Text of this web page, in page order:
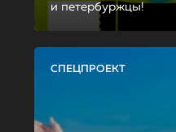
и петербуржцы!
СПЕЦПРОЕКТ